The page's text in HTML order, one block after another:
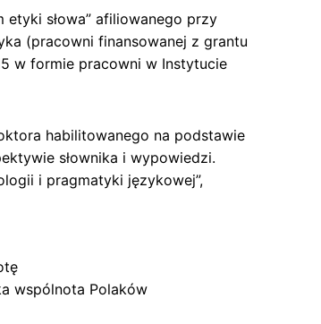
etyki słowa” afiliowanego przy
(pracowni finansowanej z grantu
w formie pracowni w Instytucie
habilitowanego na podstawie
słownika i wypowiedzi.
i pragmatyki językowej”,
wspólnota Polaków